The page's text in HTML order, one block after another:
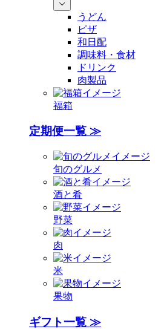
うどん
ピザ
和日配
調味料・食材
ドリンク
肉製品
福箱
定期便一覧 ≫
旬のグルメ
酒と肴
野菜
肉
米
果物
ギフト一覧 ≫